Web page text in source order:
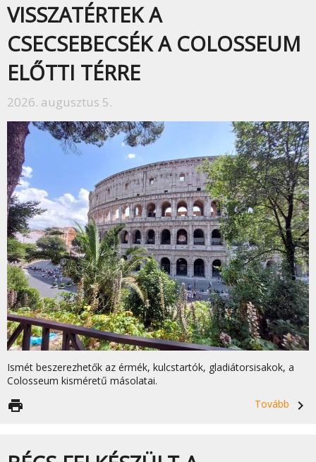
VISSZATÉRTEK A
CSECSEBECSÉK A COLOSSEUM
ELŐTTI TÉRRE
2026. augusztus 5.
Ismét beszerezhetők az érmék, kulcstartók, gladiátorsisakok, a
Colosseum kisméretű másolatai.
Tovább
navigate_next
print